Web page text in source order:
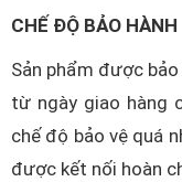
CHẾ ĐỘ BẢO HÀNH
Sản phẩm được
từ ngày giao hàng
chế độ bảo vệ quá
được kết nối hoàn